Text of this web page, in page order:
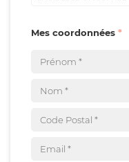
Mes coordonnées